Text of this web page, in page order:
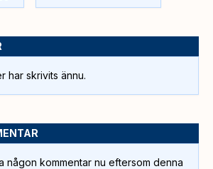
har skrivits ännu.
någon kommentar nu eftersom denna